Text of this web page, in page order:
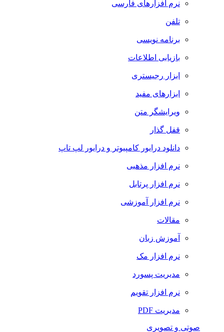
نرم افزارهای فارسی
تلفن
برنامه نویسی
بازیابی اطلاعات
ابزار رجیستری
ابزارهای مفید
ویرایشگر متن
قفل گذار
دانلود درایور کامپیوتر و درایور لپ تاپ
نرم افزار مذهبی
نرم افزار پرتابل
نرم افزار آموزشی
مقالات
آموزش زبان
نرم افزار مک
مدیریت پسورد
نرم افزار تقویم
مدیریت PDF
صوتی و تصویری